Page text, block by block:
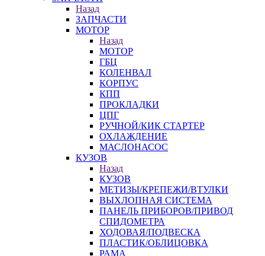
Назад
ЗАПЧАСТИ
МОТОР
Назад
МОТОР
ГБЦ
КОЛЕНВАЛ
КОРПУС
КПП
ПРОКЛАДКИ
ЦПГ
РУЧНОЙ/КИК СТАРТЕР
ОХЛАЖДЕНИЕ
МАСЛОНАСОС
КУЗОВ
Назад
КУЗОВ
МЕТИЗЫ/КРЕПЕЖИ/ВТУЛКИ
ВЫХЛОПНАЯ СИСТЕМА
ПАНЕЛЬ ПРИБОРОВ/ПРИВОД
СПИДОМЕТРА
ХОДОВАЯ/ПОДВЕСКА
ПЛАСТИК/ОБЛИЦОВКА
РАМА